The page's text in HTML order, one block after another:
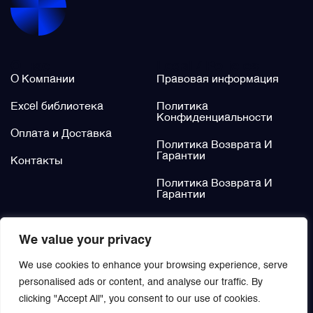
We value your privacy
We use cookies to enhance your browsing experience, serve
personalised ads or content, and analyse our traffic. By
clicking "Accept All", you consent to our use of cookies.
О Компании
Excel библиотека
Оплата и Доставка
Контакты
Правовая информация
Политика
Конфиденциальности
Политика Возврата И
Гарантии
Политика Возврата И
Гарантии
Щётки (угольные щётки)